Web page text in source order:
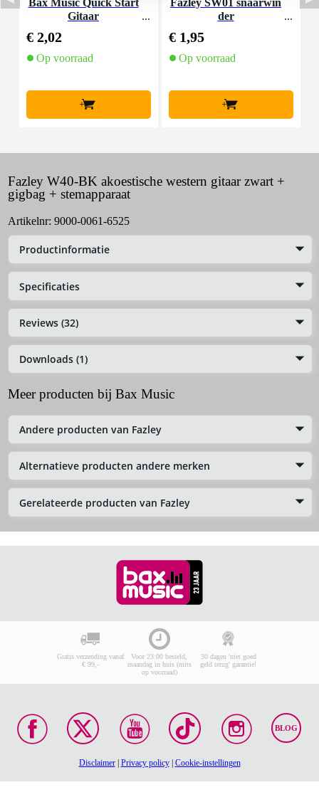
Gitaar
€ 2,02
Op voorraad
+
der
€ 1,95
Op voorraad
+
Fazley W40-BK akoestische western gitaar zwart +
gigbag + stemapparaat
Artikelnr: 9000-0061-6525
Productinformatie
Specificaties
Reviews (32)
Downloads (1)
Meer producten bij Bax Music
Andere producten van Fazley
Alternatieve producten andere merken
Gerelateerde producten van Fazley
Gratis verzending vanaf
€ 99,-
Voor 23:00 besteld,
maandag in huis (mits
op voorraad)
30 dagen 'niet goed
geld terug' garantie!
BLOG
Disclaimer| Privacy policy| Cookie-instellingen